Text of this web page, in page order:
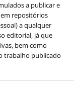
a publicar e
repositórios
a qualquer
editorial, já que
bem como
trabalho publicado